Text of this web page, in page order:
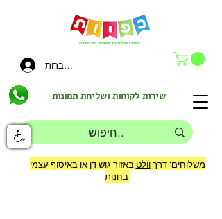
להתחברות
משלוחים: דרךוולט באזור גוש דן או באיסוף עצמי
בחנות